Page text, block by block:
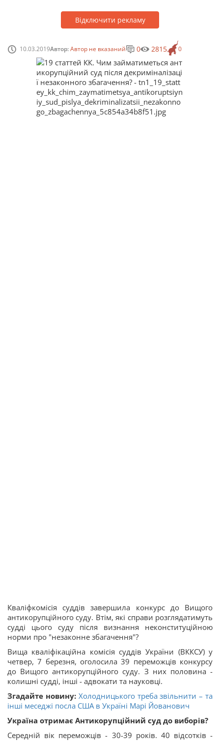
Відключити рекламу
10.03.2019Автор:Автор не вказаний 0
0 2815
Кваліфкомісія суддів завершила конкурс до Вищого
антикорупційного суду. Втім, які справи розглядатимуть
судді цього суду після визнання неконституційною
норми про "незаконне збагачення"?
Вища кваліфікаційна комісія суддів України (ВККСУ) у
четвер, 7 березня, оголосила 39 переможців конкурсу
до Вищого антикорупційного суду. З них половина -
колишні судді, інші - адвокати та науковці.
Згадайте новину: Холодницького треба звільнити – та
інші меседжі посла США в Україні Марі Йованович
Україна отримає Антикорупційний суд до виборів?
Середній вік переможців - 30-39 років. 40 відсотків -